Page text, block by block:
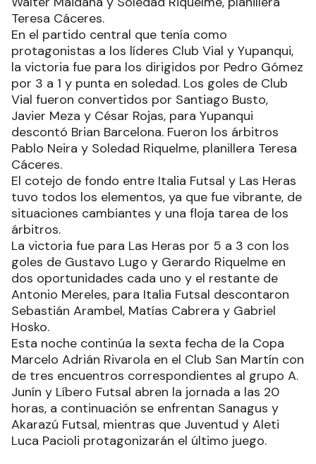
Teresa Cáceres.
En el partido central que tenía como
protagonistas a los líderes Club Vial y Yupanqui,
la victoria fue para los dirigidos por Pedro Gómez
por 3 a 1 y punta en soledad. Los goles de Club
Vial fueron convertidos por Santiago Busto,
Javier Meza y César Rojas, para Yupanqui
descontó Brian Barcelona. Fueron los árbitros
Pablo Neira y Soledad Riquelme, planillera Teresa
Cáceres.
El cotejo de fondo entre Italia Futsal y Las Heras
tuvo todos los elementos, ya que fue vibrante, de
situaciones cambiantes y una floja tarea de los
árbitros.
La victoria fue para Las Heras por 5 a 3 con los
goles de Gustavo Lugo y Gerardo Riquelme en
dos oportunidades cada uno y el restante de
Antonio Mereles, para Italia Futsal descontaron
Sebastián Arambel, Matías Cabrera y Gabriel
Hosko.
Esta noche continúa la sexta fecha de la Copa
Marcelo Adrián Rivarola en el Club San Martín con
de tres encuentros correspondientes al grupo A.
Junín y Líbero Futsal abren la jornada a las 20
horas, a continuación se enfrentan Sanagus y
Akarazú Futsal, mientras que Juventud y Aleti
Luca Pacioli protagonizarán el último juego.